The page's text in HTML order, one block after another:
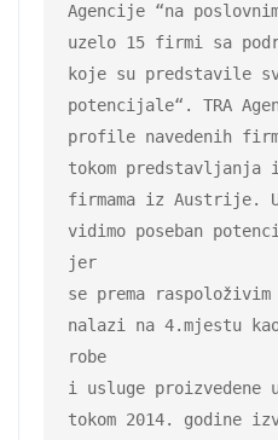
Agencije “na
uzelo 15 firmi sa
koje su predstavile
potencijale“. TRA
profile navedenih
tokom predstavljanja
firmama iz Austrije. U
vidimo poseban
jer
se prema
nalazi na 4.mjestu
robe
i usluge proizvedene
tokom 2014. godine